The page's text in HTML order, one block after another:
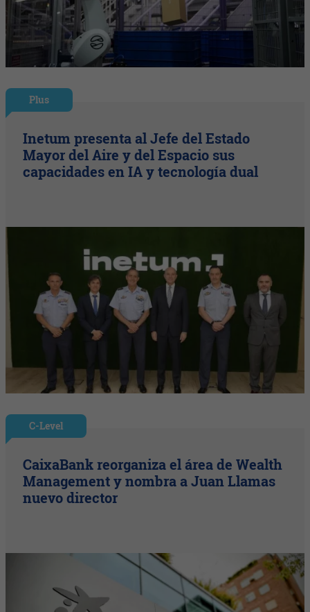
Plus
Inetum presenta al Jefe del Estado
Mayor del Aire y del Espacio sus
capacidades en IA y tecnología dual
C-Level
CaixaBank reorganiza el área de Wealth
Management y nombra a Juan Llamas
nuevo director